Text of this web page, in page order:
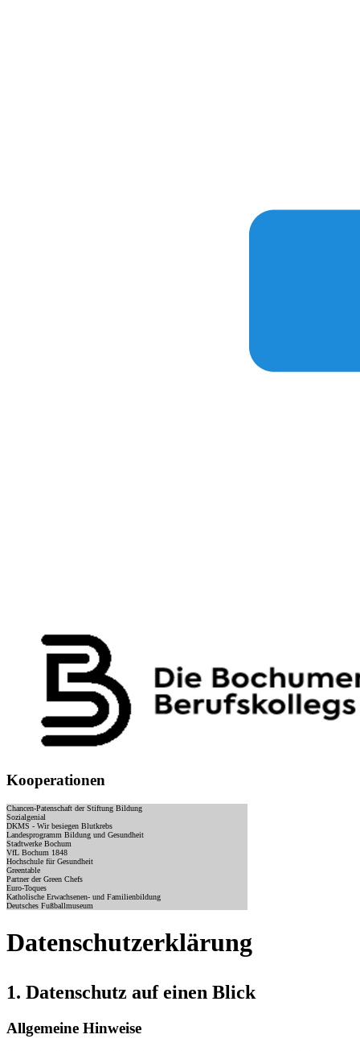
Kooperationen
Chancen-Patenschaft der Stiftung Bildung
Sozialgenial
DKMS - Wir besiegen Blutkrebs
Landesprogramm Bildung und Gesundheit
Stadtwerke Bochum
VfL Bochum 1848
Hochschule für Gesundheit
Greentable
Partner der Green Chefs
Euro-Toques
Katholische Erwachsenen- und Familienbildung
Deutsches Fußballmuseum
Datenschutzerklärung
1. Datenschutz auf einen Blick
Allgemeine Hinweise